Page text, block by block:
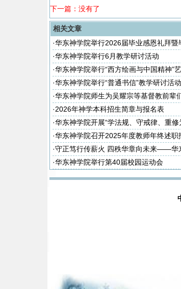
下一篇：没有了
相关文章
·华东神学院举行2026届毕业感恩礼拜暨
·华东神学院举行6月教学研讨活动
·华东神学院举行“西方绘画与中国精神”
·华东神学院举行“普通书信”教学研讨活动
·华东神学院师生为吴耀宗等基督教前辈
·2026年神学本科招生简章与报名表
·华东神学院开展“学法规、守戒律、重
次集体学习
·华东神学院召开2025年度教师年终述职
·守正笃行传薪火 四秩华章向未来——华
周年暨神学教育中国化研讨会
·华东神学院举行第40届校园运动会